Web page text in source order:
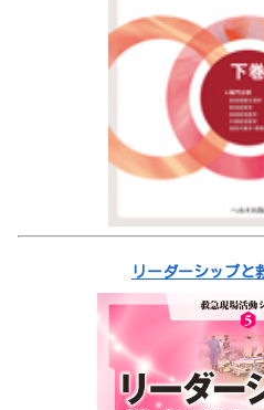
リーダーシップと